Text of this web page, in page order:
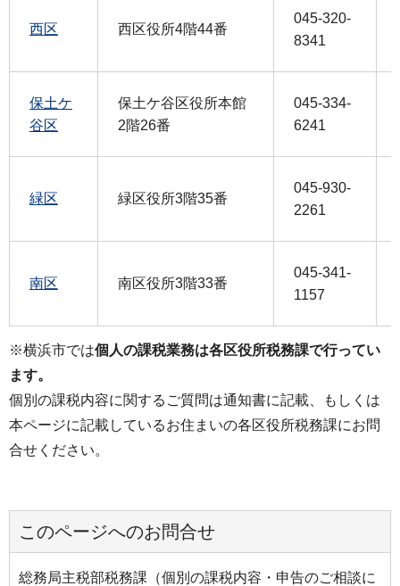
西区 西区役所4階44番
045-320-
8341
保土ケ
谷区
保土ケ谷区役所本館
2階26番
045-334-
6241
緑区 緑区役所3階35番
045-930-
2261
南区 南区役所3階33番
045-341-
1157
※横浜市では個人の課税業務は各区役所税務課で行ってい
ます。
個別の課税内容に関するご質問は通知書に記載、もしくは
本ページに記載しているお住まいの各区役所税務課にお問
合せください。
このページへのお問合せ
総務局主税部税務課（個別の課税内容・申告のご相談に